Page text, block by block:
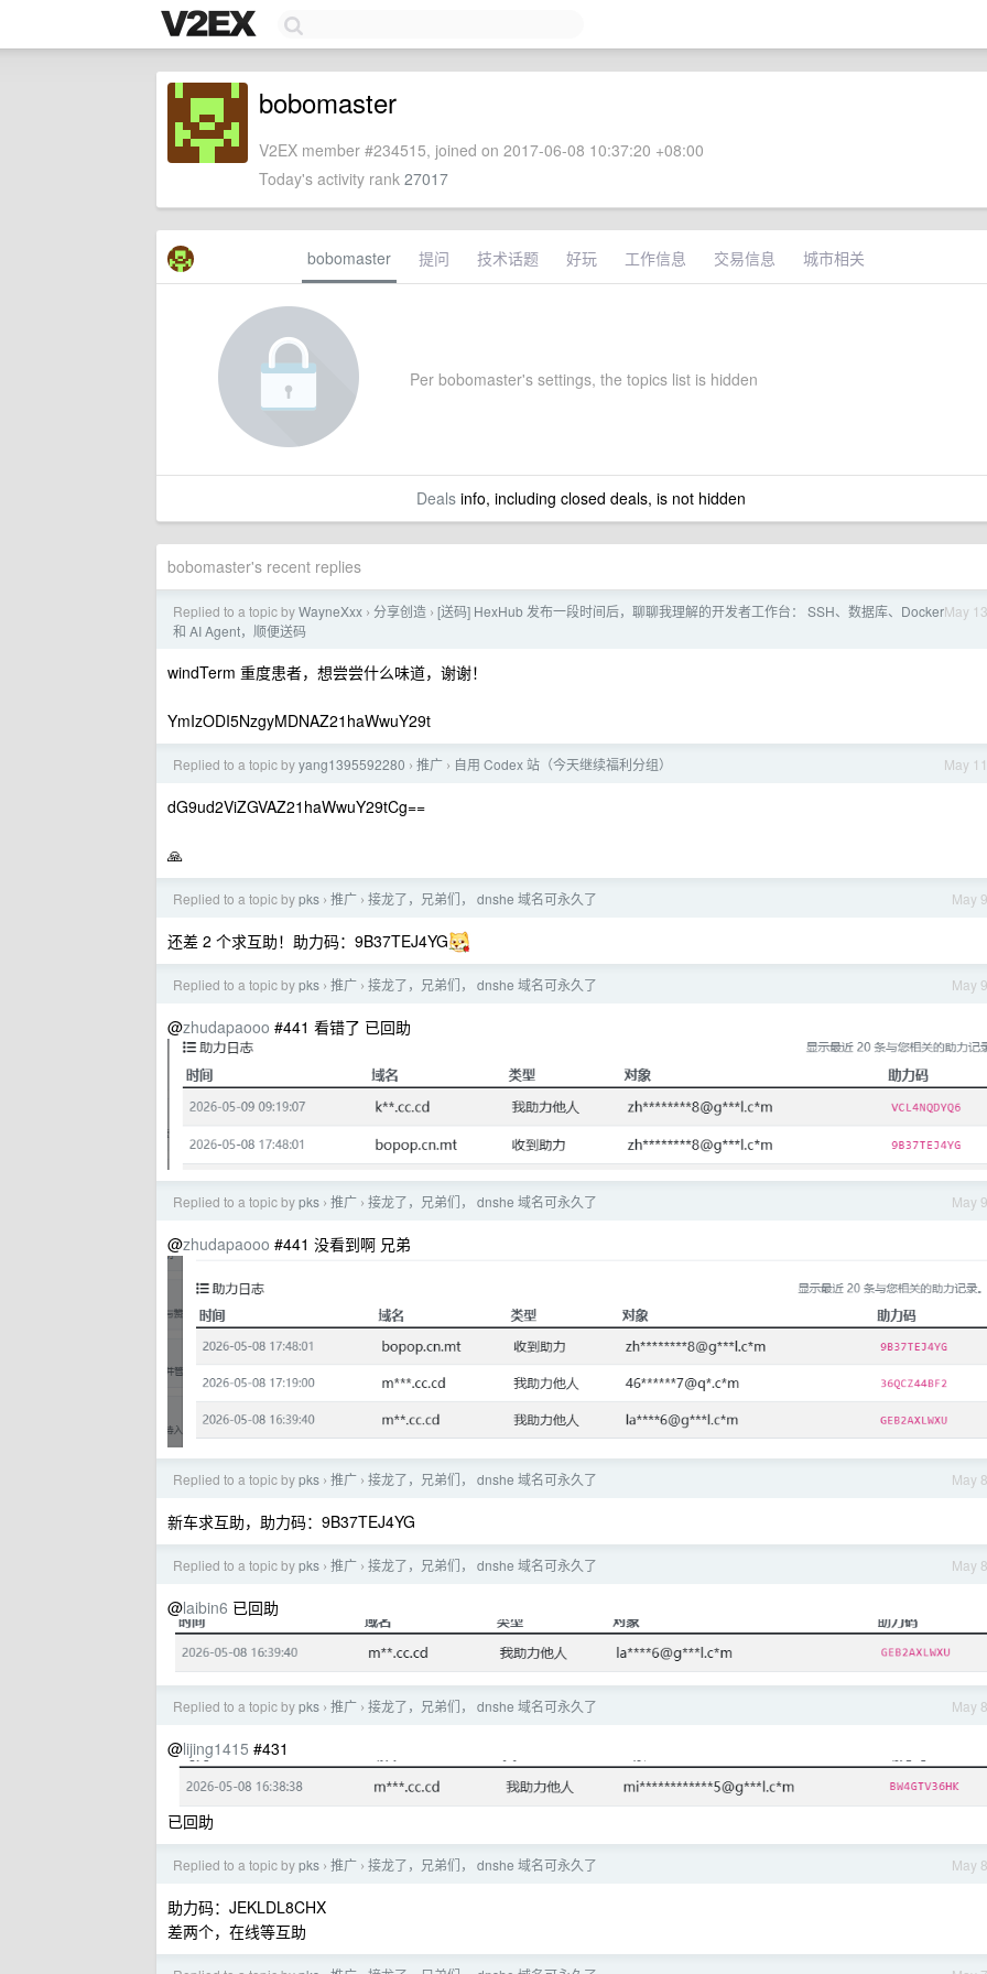
bobomaster
V2EX member #234515, joined on 2017-06-08 10:37:20 +08:00
Today's activity rank 27017
bobomaster 提问 技术话题 好玩 工作信息 交易信息 城市相关
Per bobomaster's settings, the topics list is hidden
Dealsinfo, including closed deals, is not hidden
bobomaster's recent replies
May 13
Replied to a topic byWayneXxx › 分享创造 › [送码] HexHub 发布一段时间后，聊聊我理解的开发者工作台： SSH、数据库、Docker
和 AI Agent，顺便送码
windTerm 重度患者，想尝尝什么味道，谢谢！
YmIzODI5NzgyMDNAZ21haWwuY29t
May 11
Replied to a topic byyang1395592280 › 推广 › 自用 Codex 站（今天继续福利分组）
dG9ud2ViZGVAZ21haWwuY29tCg==
🙏
May 9
Replied to a topic bypks › 推广 › 接龙了，兄弟们， dnshe 域名可永久了
还差 2 个求互助！助力码：9B37TEJ4YG
May 9
Replied to a topic bypks › 推广 › 接龙了，兄弟们， dnshe 域名可永久了
@zhudapaooo #441 看错了 已回助
May 9
Replied to a topic bypks › 推广 › 接龙了，兄弟们， dnshe 域名可永久了
@zhudapaooo #441 没看到啊 兄弟
May 8
Replied to a topic bypks › 推广 › 接龙了，兄弟们， dnshe 域名可永久了
新车求互助，助力码：9B37TEJ4YG
May 8
Replied to a topic bypks › 推广 › 接龙了，兄弟们， dnshe 域名可永久了
@laibin6 已回助
May 8
Replied to a topic bypks › 推广 › 接龙了，兄弟们， dnshe 域名可永久了
@lijing1415 #431
已回助
May 8
Replied to a topic bypks › 推广 › 接龙了，兄弟们， dnshe 域名可永久了
助力码：JEKLDL8CHX
差两个，在线等互助